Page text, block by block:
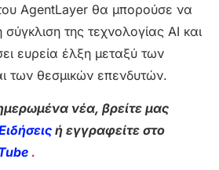
AgentLayer θα μπορούσε να
της τεχνολογίας AI και
ευρεία έλξη μεταξύ των
των θεσμικών επενδυτών.
νέα, βρείτε μας
ή εγγραφείτε στο
.